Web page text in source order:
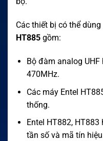
Các thiết bị có thể
HT885 gồm:
Bộ đàm analog
470MHz.
Các máy Entel
thống.
Entel HT882,
tần số và mã tín